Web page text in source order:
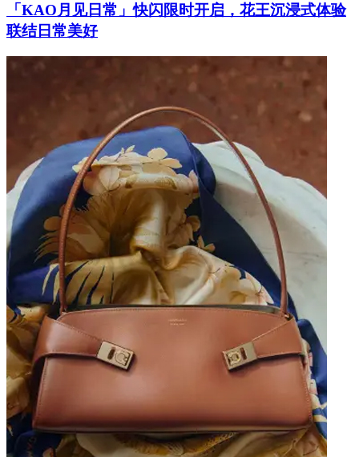
「KAO月见日常」快闪限时开启，花王沉浸式体验
联结日常美好